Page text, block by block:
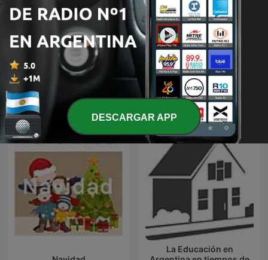
!!MUSICA MAESTRO!!
TERAPIA MUSICAL PARA
NIÑOS DE HOY
儿童睡前故事
La Educación en
DESCARGAR APP